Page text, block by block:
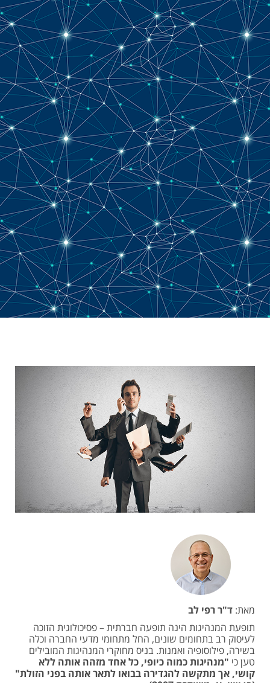
מאת: ד"ר רפי לב
תופעת המנהיגות הינה תופעה חברתית – פסיכולוגית הזוכה
לעיסוק רב בתחומים שונים, החל מתחומי מדעי החברה וכלה
בשירה, פילוסופיה ואמנות. בניס מחוקרי המנהיגות המובילים
טען כי "מנהיגות כמוה כיופי, כל אחד מזהה אותה ללא
קושי, אך מתקשה להגדירה בבואו לתאר אותה בפני הזולת"